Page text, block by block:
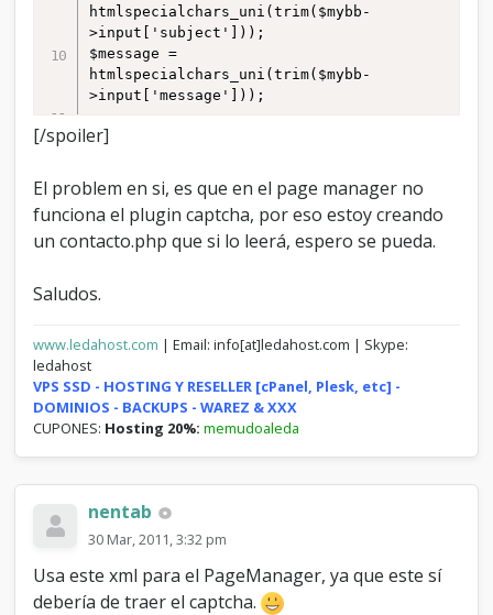
htmlspecialchars_uni(trim($mybb-
>input['subject']));
$message =
htmlspecialchars_uni(trim($mybb-
>input['message']));
if(!$mybb->user['uid'])
	$name =
htmlspecialchars_uni(trim($mybb-
>input['name']));
	$email =
<td width="40%" class="trow1"><strong>
{$lang->full_name}</strong></td>
<td width="60%" class="trow1"><input
type="text" class="textbox" size="50"
name="name" value="{$name}" /></td>
{$lang->email_address}</strong></td>
<td width="60%" class="trow2"><input
name="email" value="{$email}" /></td>
</tr>';
[/spoiler]
El problem en si, es que en el page manager no
funciona el plugin captcha, por eso estoy creando
un contacto.php que si lo leerá, espero se pueda.
Saludos.
www.ledahost.com | Email: info[at]ledahost.com | Skype:
ledahost
VPS SSD - HOSTING Y RESELLER [cPanel, Plesk, etc] -
DOMINIOS - BACKUPS - WAREZ & XXX
CUPONES: Hosting 20%: memudoaleda
nentab
30 Mar, 2011, 3:32 pm
Usa este xml para el PageManager, ya que este sí
debería de traer el captcha.